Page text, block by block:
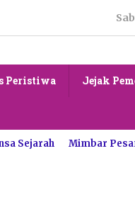
Peristiwa Jejak
Sejarah Mimbar